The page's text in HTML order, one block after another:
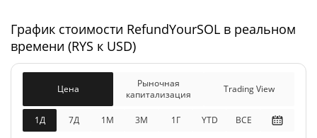
RefundYourSOL Рыночная капитализация
Рыночная
$69 104
Разбавленная рыночная
капитализация
$69 104
1.81%
График стоимости RefundYourSOL в реальном
времени (RYS к USD)
Цена
Рыночная
капитализация
Trading View
1Д 7Д 1М 3M 1Г YTD ВСЕ